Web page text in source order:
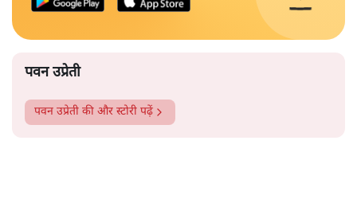
पवन उप्रेती
पवन उप्रेती की और स्टोरी पढ़ें